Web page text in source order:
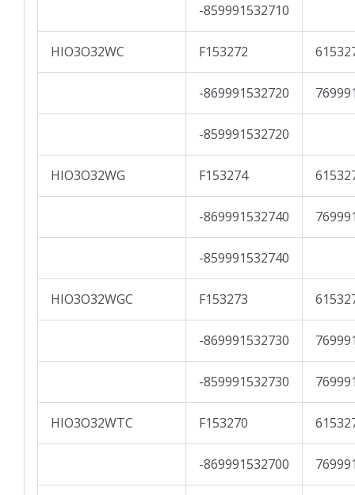
-859991532710
HIO3O32WC F153272
-869991532720
-859991532720
HIO3O32WG F153274
-869991532740
-859991532740
HIO3O32WGC F153273
-869991532730
-859991532730
HIO3O32WTC F153270
-869991532700